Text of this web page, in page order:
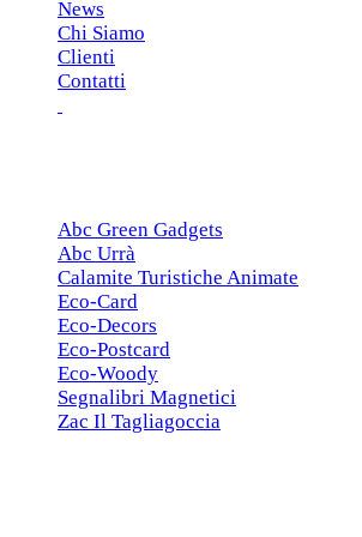
News
Chi Siamo
Clienti
Contatti
Abc Green Gadgets
Abc Urrà
Calamite Turistiche Animate
Eco-Card
Eco-Decors
Eco-Postcard
Eco-Woody
Segnalibri Magnetici
Zac Il Tagliagoccia